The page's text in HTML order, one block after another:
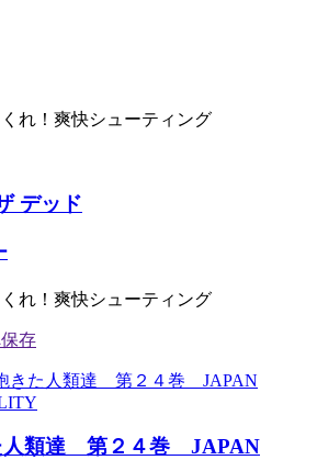
れ！爽快シューティング
デッド
れ！爽快シューティング
人類達 第２４巻 JAPAN